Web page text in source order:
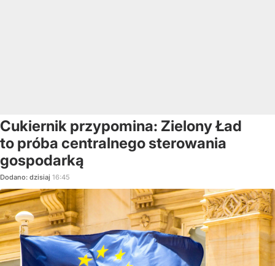
Cukiernik przypomina: Zielony Ład
to próba centralnego sterowania
gospodarką
Dodano: dzisiaj 16:45